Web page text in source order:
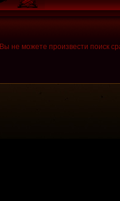
Вы не можете произвести поиск